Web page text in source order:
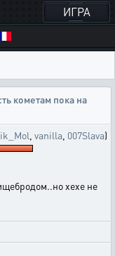
ИГРА
кометам пока на
vanilla 007Slava)
хехе не